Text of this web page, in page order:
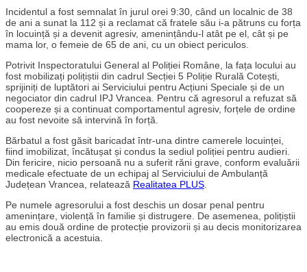
Incidentul a fost semnalat în jurul orei 9:30, când un localnic de 38
de ani a sunat la 112 și a reclamat că fratele său i-a pătruns cu forța
în locuință și a devenit agresiv, amenințându-l atât pe el, cât și pe
mama lor, o femeie de 65 de ani, cu un obiect periculos.
Potrivit Inspectoratului General al Poliției Române, la fața locului au
fost mobilizați polițiștii din cadrul Secției 5 Poliție Rurală Cotești,
sprijiniți de luptători ai Serviciului pentru Acțiuni Speciale și de un
negociator din cadrul IPJ Vrancea. Pentru că agresorul a refuzat să
coopereze și a continuat comportamentul agresiv, forțele de ordine
au fost nevoite să intervină în forță.
Bărbatul a fost găsit baricadat într-una dintre camerele locuinței,
fiind imobilizat, încătușat și condus la sediul poliției pentru audieri.
Din fericire, nicio persoană nu a suferit răni grave, conform evaluării
medicale efectuate de un echipaj al Serviciului de Ambulanță
Județean Vrancea, relatează Realitatea PLUS
Pe numele agresorului a fost deschis un dosar penal pentru
amenințare, violență în familie și distrugere. De asemenea, polițiștii
au emis două ordine de protecție provizorii și au decis monitorizarea
electronică a acestuia.